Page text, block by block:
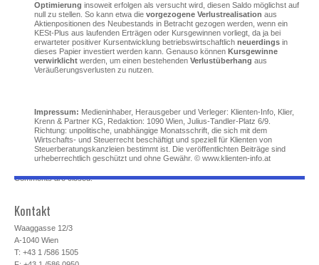
Optimierung insoweit erfolgen als versucht wird, diesen Saldo möglichst auf
null zu stellen. So kann etwa die vorgezogene Verlustrealisation aus
Aktienpositionen des Neubestands in Betracht gezogen werden, wenn ein
KESt-Plus aus laufenden Erträgen oder Kursgewinnen vorliegt, da ja bei
erwarteter positiver Kursentwicklung betriebswirtschaftlich neuerdingsin
dieses Papier investiert werden kann. Genauso können Kursgewinne
verwirklichtwerden, um einen bestehenden Verlustüberhang aus
Veräußerungsverlusten zu nutzen.
Impressum: Medieninhaber, Herausgeber und Verleger: Klienten-Info, Klier,
Krenn & Partner KG, Redaktion: 1090 Wien, Julius-Tandler-Platz 6/9.
Richtung: unpolitische, unabhängige Monatsschrift, die sich mit dem
Wirtschafts- und Steuerrecht beschäftigt und speziell für Klienten von
Steuerberatungskanzleien bestimmt ist. Die veröffentlichten Beiträge sind
urheberrechtlich geschützt und ohne Gewähr. © www.klienten-info.at
Comments are closed.
Kontakt
Waaggasse 12/3
A-1040 Wien
T: +43 1 /586 1505